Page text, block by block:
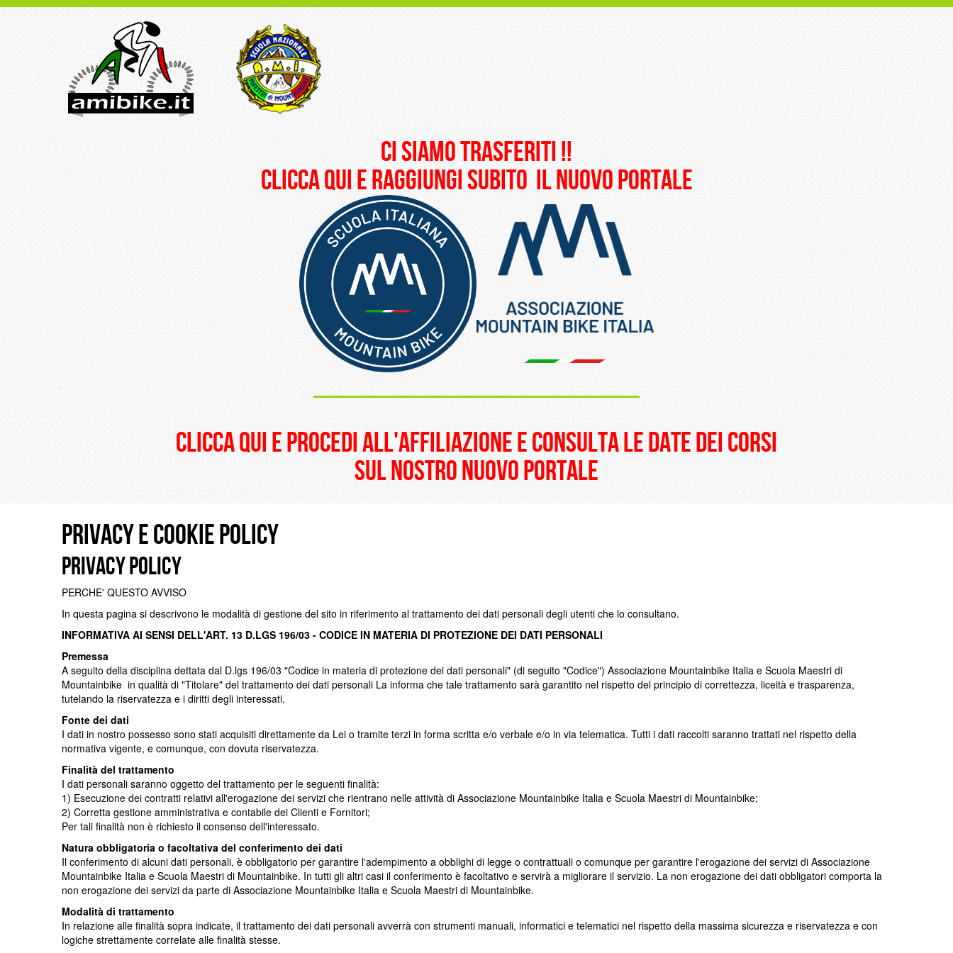
ci siamo trasferiti !!
clicca qui e raggiungi subito il nuovo portale
_______________________
clicca qui e procedi all'affiliazione e consulta le date dei corsi
sul nostro nuovo portale
Privacy e Cookie Policy
Privacy Policy
PERCHE' QUESTO AVVISO
In questa pagina si descrivono le modalità di gestione del sito in riferimento al trattamento dei dati personali degli utenti che lo consultano.
INFORMATIVA AI SENSI DELL'ART. 13 D.LGS 196/03 - CODICE IN MATERIA DI PROTEZIONE DEI DATI PERSONALI
Premessa
A seguito della disciplina dettata dal D.lgs 196/03 "Codice in materia di protezione dei dati personali" (di seguito "Codice") Associazione Mountainbike Italia e Scuola Maestri di
Mountainbike in qualità di "Titolare" del trattamento dei dati personali La informa che tale trattamento sarà garantito nel rispetto del principio di correttezza, liceità e trasparenza,
tutelando la riservatezza e i diritti degli interessati.
Fonte dei dati
I dati in nostro possesso sono stati acquisiti direttamente da Lei o tramite terzi in forma scritta e/o verbale e/o in via telematica. Tutti i dati raccolti saranno trattati nel rispetto della
normativa vigente, e comunque, con dovuta riservatezza.
Finalità del trattamento
I dati personali saranno oggetto del trattamento per le seguenti finalità:
1) Esecuzione dei contratti relativi all'erogazione dei servizi che rientrano nelle attività di Associazione Mountainbike Italia e Scuola Maestri di Mountainbike;
2) Corretta gestione amministrativa e contabile dei Clienti e Fornitori;
Per tali finalità non è richiesto il consenso dell'interessato.
Natura obbligatoria o facoltativa del conferimento dei dati
Il conferimento di alcuni dati personali, è obbligatorio per garantire l'adempimento a obblighi di legge o contrattuali o comunque per garantire l'erogazione dei servizi di Associazione
Mountainbike Italia e Scuola Maestri di Mountainbike. In tutti gli altri casi il conferimento è facoltativo e servirà a migliorare il servizio. La non erogazione dei dati obbligatori comporta la
non erogazione dei servizi da parte di Associazione Mountainbike Italia e Scuola Maestri di Mountainbike.
Modalità di trattamento
In relazione alle finalità sopra indicate, il trattamento dei dati personali avverrà con strumenti manuali, informatici e telematici nel rispetto della massima sicurezza e riservatezza e con
logiche strettamente correlate alle finalità stesse.